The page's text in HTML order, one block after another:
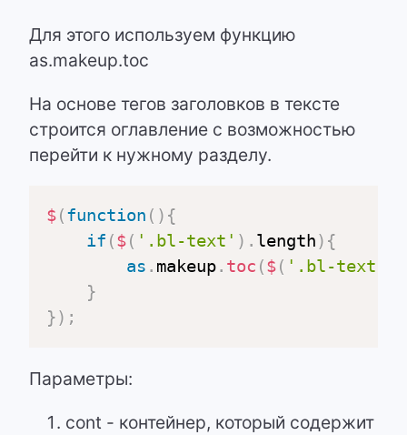
Для этого используем функцию
as.makeup.toc
На основе тегов заголовков в тексте
строится оглавление с возможностью
перейти к нужному разделу.
$(function ( ) {
if ($( '.bl-text' ) . length) {
as . makeup. toc ($( '.bl-text'
}
}) ;
Параметры:
cont - контейнер, который содержит